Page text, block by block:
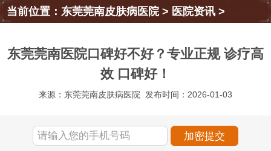
当前位置：东莞莞南皮肤病医院> 医院资讯 >
东莞莞南医院口碑好不好？专业正规 诊疗高
效 口碑好！
来源：东莞莞南皮肤病医院 发布时间：2026-01-03